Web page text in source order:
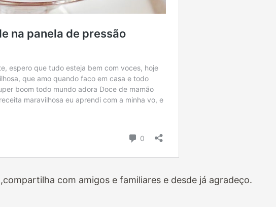
com amigos e familiares e desde já agradeço.